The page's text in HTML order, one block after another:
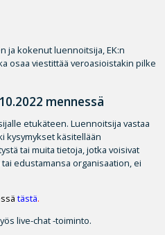
ja kokenut luennoitsija, EK:n
osaa viestittää veroasioistakin pilke
mennessä
etukäteen. Luennoitsija vastaa
kysymykset käsitellään
tai muita tietoja, jotka voisivat
edustamansa organisaation, ei
tästä.
live-chat -toiminto.